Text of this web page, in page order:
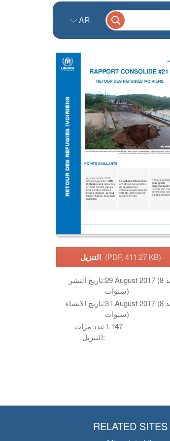
AR
التنزيل (PDF, 411.27 KB)
تاريخ النشر:29 August 2017 (منذ 8
سنوات)
تاريخ الانشاء:31 August 2017 (منذ 8
سنوات)
عدد مرات
التنزيل:
1,147
RELATED SITES